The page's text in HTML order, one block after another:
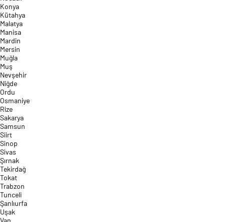
Konya
Kütahya
Malatya
Manisa
Mardin
Mersin
Muğla
Muş
Nevşehir
Niğde
Ordu
Osmaniye
Rize
Sakarya
Samsun
Siirt
Sinop
Sivas
Şırnak
Tekirdağ
Tokat
Trabzon
Tunceli
Şanlıurfa
Uşak
Van